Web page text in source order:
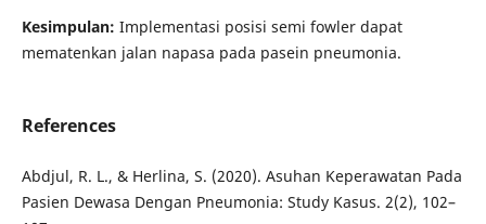
Kesimpulan: Implementasi posisi semi fowler dapat
mematenkan jalan napasa pada pasein pneumonia.
References
Abdjul, R. L., & Herlina, S. (2020). Asuhan Keperawatan Pada
Pasien Dewasa Dengan Pneumonia: Study Kasus. 2(2), 102–